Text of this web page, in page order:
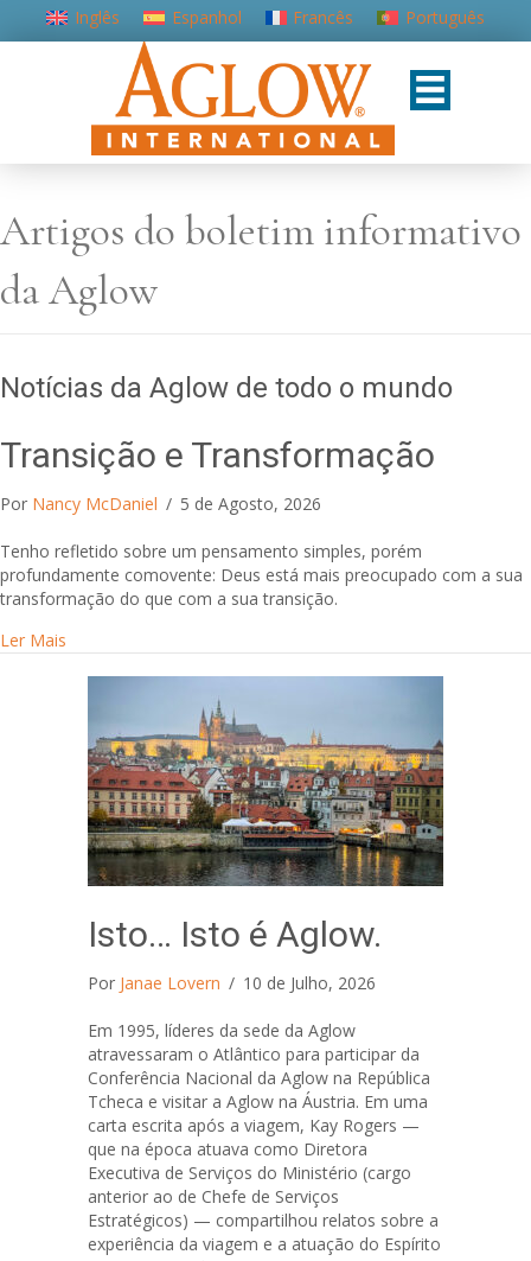
Inglês Espanhol Francês Português
Artigos do boletim informativo
da Aglow
Notícias da Aglow de todo o mundo
Transição e Transformação
Por Nancy McDaniel / 5 de Agosto, 2026
Tenho refletido sobre um pensamento simples, porém
profundamente comovente: Deus está mais preocupado com a sua
transformação do que com a sua transição.
Ler Mais
Isto… Isto é Aglow.
Por Janae Lovern / 10 de Julho, 2026
Em 1995, líderes da sede da Aglow
atravessaram o Atlântico para participar da
Conferência Nacional da Aglow na República
Tcheca e visitar a Aglow na Áustria. Em uma
carta escrita após a viagem, Kay Rogers —
que na época atuava como Diretora
Executiva de Serviços do Ministério (cargo
anterior ao de Chefe de Serviços
Estratégicos) — compartilhou relatos sobre a
experiência da viagem e a atuação do Espírito